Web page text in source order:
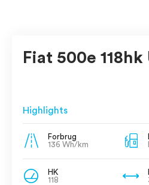
Fiat 500e 118hk
Highlights
Forbrug
136 Wh/km
HK
118